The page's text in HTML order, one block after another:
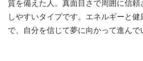
質を備えた人。真面目さで周囲に信頼
しやすいタイプです。エネルギーと
で、自分を信じて夢に向かって進んで